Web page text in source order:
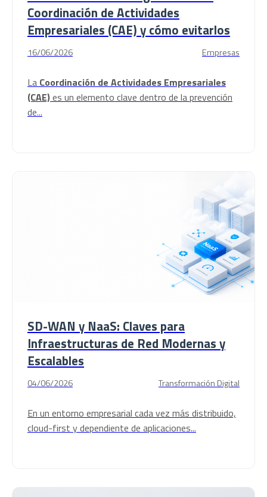
Coordinación de Actividades
Empresariales (CAE) y cómo evitarlos
16/06/2026 Empresas
La Coordinación de Actividades Empresariales
(CAE)es un elemento clave dentro de la prevención
de...
SD-WAN y NaaS: Claves para
Infraestructuras de Red Modernas y
Escalables
04/06/2026 Transformación Digital
En un entorno empresarial cada vez más distribuido,
cloud-first y dependiente de aplicaciones...